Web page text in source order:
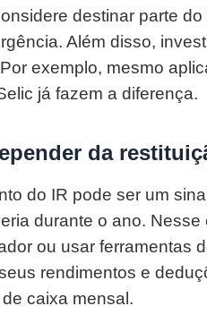
destinar parte
Além disso,
exemplo, mesmo
já fazem a diferença.
da
do IR pode ser um
durante o ano.
ou usar ferramentas
rendimentos e
caixa mensal.